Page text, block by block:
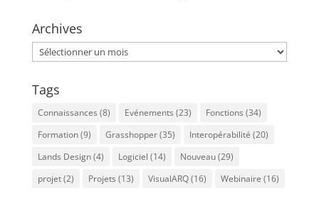
Archives
Archives
Tags
Connaissances (8) Evénements (23) Fonctions (34)
Formation(9) Grasshopper(35) Interopérabilité (20)
Lands Design(4) Logiciel (14) Nouveau(29)
projet(2) Projets (13) VisualARQ(16) Webinaire (16)